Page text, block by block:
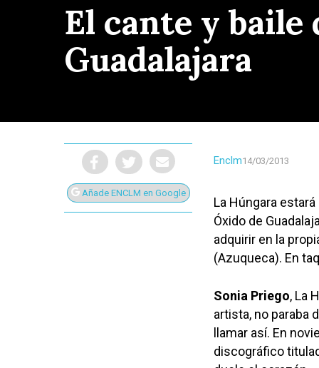
Presiona Intro para buscar o ESC para cerrar
El cante y baile
Guadalajara
Añade ENCLM en Google
Enclm14/03/2013
La Húngara
Óxido de
adquirir en la
(Azuqueca). En
Sonia Priego, La
artista, no paraba
llamar así. En
discográfico